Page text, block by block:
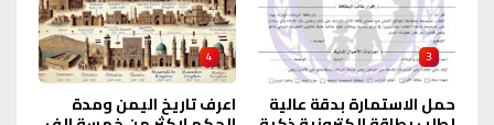
3
حمل الاستمارة بدقة عالية
4
اعرف تاريخ اليمن ومدة